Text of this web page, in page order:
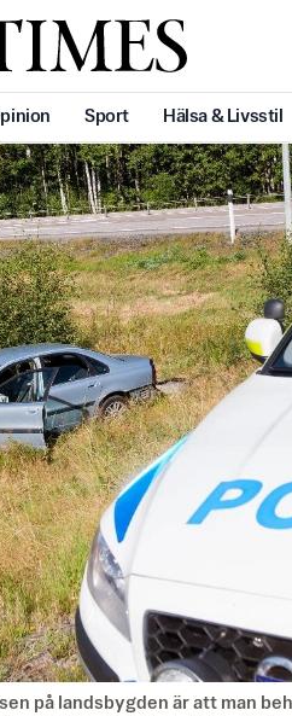
Sport Hälsa & Livsstil
på landsbygden är att man